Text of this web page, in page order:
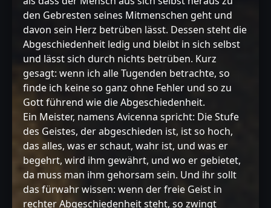
den Gebresten seines Mitmenschen geht und
davon sein Herz betrüben lässt. Dessen steht die
Abgeschiedenheit ledig und bleibt in sich selbst
und lässt sich durch nichts betrüben. Kurz
gesagt: wenn ich alle Tugenden betrachte, so
finde ich keine so ganz ohne Fehler und so zu
Gott führend wie die Abgeschiedenheit.
Ein Meister, namens Avicenna spricht: Die Stufe
des Geistes, der abgeschieden ist, ist so hoch,
das alles, was er schaut, wahr ist, und was er
begehrt, wird ihm gewährt, und wo er gebietet,
da muss man ihm gehorsam sein. Und ihr sollt
das fürwahr wissen: wenn der freie Geist in
rechter Abgeschiedenheit steht, so zwingt